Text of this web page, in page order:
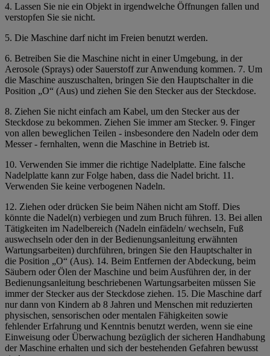
4. Lassen Sie nie ein Objekt in irgendwelche Öffnungen fallen und
verstopfen Sie sie nicht.
5. Die Maschine darf nicht im Freien benutzt werden.
6. Betreiben Sie die Maschine nicht in einer Umgebung, in der
Aerosole (Sprays) oder Sauerstoff zur Anwendung kommen. 7. Um
die Maschine auszuschalten, bringen Sie den Hauptschalter in die
Position „O“ (Aus) und ziehen Sie den Stecker aus der Steckdose.
8. Ziehen Sie nicht einfach am Kabel, um den Stecker aus der
Steckdose zu bekommen. Ziehen Sie immer am Stecker. 9. Finger
von allen beweglichen Teilen - insbesondere den Nadeln oder dem
Messer - fernhalten, wenn die Maschine in Betrieb ist.
10. Verwenden Sie immer die richtige Nadelplatte. Eine falsche
Nadelplatte kann zur Folge haben, dass die Nadel bricht. 11.
Verwenden Sie keine verbogenen Nadeln.
12. Ziehen oder drücken Sie beim Nähen nicht am Stoff. Dies
könnte die Nadel(n) verbiegen und zum Bruch führen. 13. Bei allen
Tätigkeiten im Nadelbereich (Nadeln einfädeln/ wechseln, Fuß
auswechseln oder den in derBedienungsanleitung erwähnten
Wartungsarbeiten) durchführen, bringen Sie den Hauptschalter in
die Position „O“ (Aus). 14. Beim Entfernen der Abdeckung, beim
Säubern oder Ölen der Maschine und beim Ausführen der, in der
Bedienungsanleitung beschriebenen Wartungsarbeiten müssen Sie
immer der Stecker aus der Steckdose ziehen. 15. Die Maschine darf
nur dann von Kindern ab 8 Jahren und Menschen mit reduzierten
physischen, sensorischen oder mentalen Fähigkeiten sowie
fehlender Erfahrung und Kenntnis benutzt werden, wenn sie eine
Einweisung oder Überwachung bezüglich der sicheren Handhabung
der Maschine erhalten und sich der bestehenden Gefahren bewusst